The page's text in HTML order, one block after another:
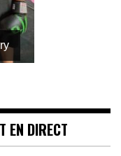
EN DIRECT